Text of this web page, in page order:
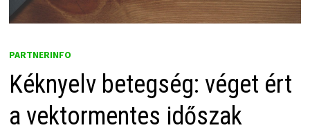
PARTNERINFO
Kéknyelv betegség: véget ért
a vektormentes időszak